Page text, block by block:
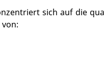
sich auf die